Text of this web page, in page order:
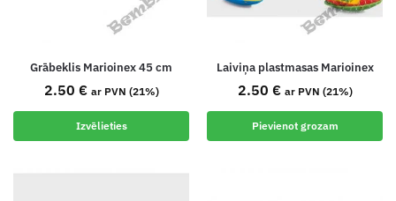
Grābeklis Marioinex 45 cm
2.50 € ar PVN (21%)
Izvēlieties
Laiviņa plastmasas Marioinex
2.50 € ar PVN (21%)
Pievienot grozam